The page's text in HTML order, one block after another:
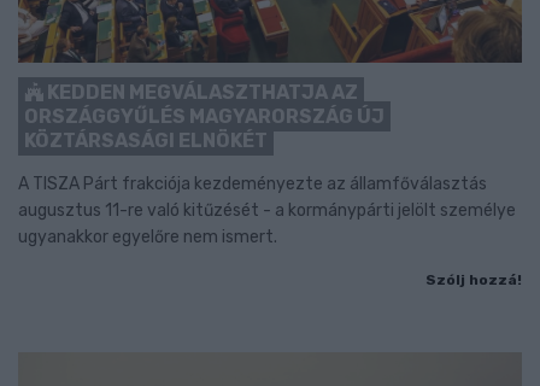
KEDDEN MEGVÁLASZTHATJA AZ
ORSZÁGGYŰLÉS MAGYARORSZÁG ÚJ
KÖZTÁRSASÁGI ELNÖKÉT
A TISZA Párt frakciója kezdeményezte az államfőválasztás
augusztus 11-re való kitűzését - a kormánypárti jelölt személye
ugyanakkor egyelőre nem ismert.
Szólj hozzá!